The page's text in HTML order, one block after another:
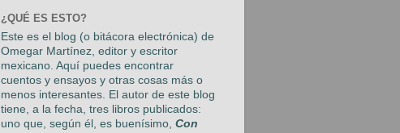
¿QUÉ ES ESTO?
Este es el blog (o bitácora electrónica) de
Omegar Martínez , editor y escritor
mexicano. Aquí puedes encontrar
cuentos y ensayos y otras cosas más o
menos interesantes. El autor de este blog
tiene, a la fecha, tres libros publicados:
uno que, según él, es buenísimo, Con